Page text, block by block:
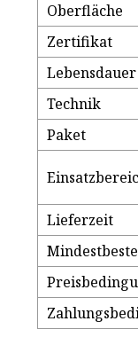
Oberfläche
Zertifikat
Lebensdauer
Technik
Paket
Lieferzeit